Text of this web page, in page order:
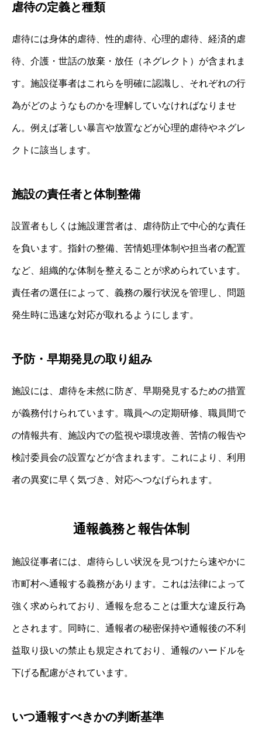
虐待の定義と種類
虐待には身体的虐待、性的虐待、心理的虐待、経済的虐
待、介護・世話の放棄・放任（ネグレクト）が含まれま
す。施設従事者はこれらを明確に認識し、それぞれの行
為がどのようなものかを理解していなければなりませ
ん。例えば著しい暴言や放置などが心理的虐待やネグレ
クトに該当します。
施設の責任者と体制整備
設置者もしくは施設運営者は、虐待防止で中心的な責任
を負います。指針の整備、苦情処理体制や担当者の配置
など、組織的な体制を整えることが求められています。
責任者の選任によって、義務の履行状況を管理し、問題
発生時に迅速な対応が取れるようにします。
予防・早期発見の取り組み
施設には、虐待を未然に防ぎ、早期発見するための措置
が義務付けられています。職員への定期研修、職員間で
の情報共有、施設内での監視や環境改善、苦情の報告や
検討委員会の設置などが含まれます。これにより、利用
者の異変に早く気づき、対応へつなげられます。
通報義務と報告体制
施設従事者には、虐待らしい状況を見つけたら速やかに
市町村へ通報する義務があります。これは法律によって
強く求められており、通報を怠ることは重大な違反行為
とされます。同時に、通報者の秘密保持や通報後の不利
益取り扱いの禁止も規定されており、通報のハードルを
下げる配慮がされています。
いつ通報すべきかの判断基準